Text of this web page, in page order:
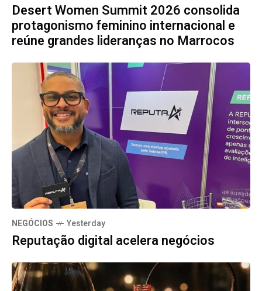
Desert Women Summit 2026 consolida
protagonismo feminino internacional e
reúne grandes lideranças no Marrocos
NEGÓCIOS Yesterday
Reputação digital acelera negócios